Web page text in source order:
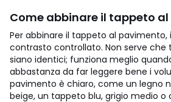
Come abbinare il tappeto
Per abbinare il tappeto al pavimento,
contrasto controllato. Non serve
siano identici; funziona meglio
abbastanza da far leggere bene i
pavimento è chiaro, come un legno
beige, un tappeto blu, grigio medio o